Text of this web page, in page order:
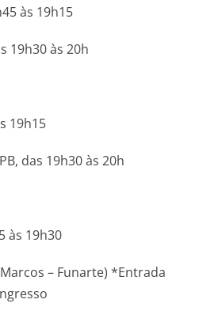
às 19h15
19h30 às 20h
19h15
das 19h30 às 20h
às 19h30
– Funarte) *Entrada